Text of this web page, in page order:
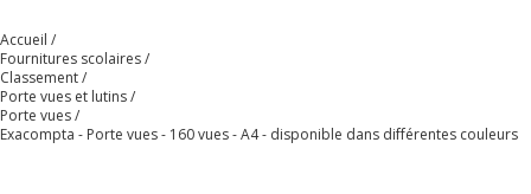
Accueil
Fournitures scolaires
Classement
Porte vues et lutins
Porte vues
Exacompta - Porte vues - 160 vues - A4 - disponible dans différentes couleurs